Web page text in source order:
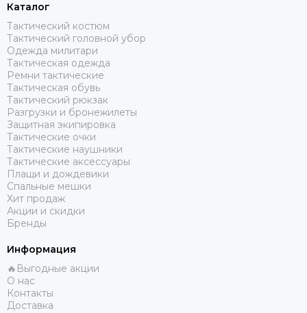
Каталог
Тактический костюм
Тактический головной убор
Одежда милитари
Тактическая одежда
Ремни тактические
Тактическая обувь
Тактический рюкзак
Разгрузки и бронежилеты
Защитная экипировка
Тактические очки
Тактические наушники
Тактические аксессуары
Плащи и дождевики
Спальные мешки
Хит продаж
Акции и скидки
Бренды
Информация
🔥Выгодные акции
О нас
Контакты
Доставка